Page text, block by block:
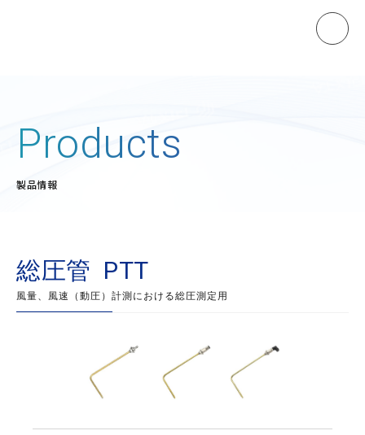
製品情報
マノスタートランスミッタ
直流電源装置
アクセサリ ピトー管
Products
製品情報
総圧管 PTT
風量、風速（動圧）計測における総圧測定用